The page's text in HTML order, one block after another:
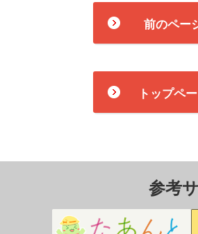
前のペー
トップペ
参考